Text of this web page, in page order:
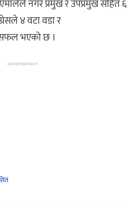
नगर प्रमुख र उपप्रमुख सहित ६
४ वटा वडा र
भएको छ ।
ADVERTISEMENT